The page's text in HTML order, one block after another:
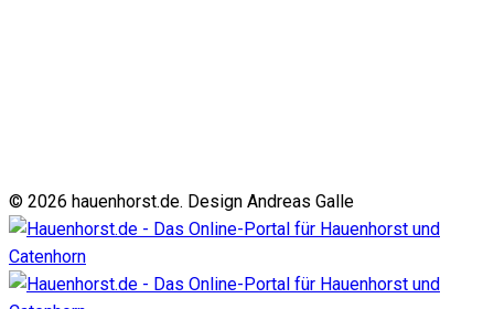
© 2026 hauenhorst.de. Design Andreas Galle